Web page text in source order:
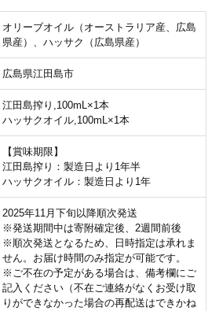
オリーブオイル（オーストラリア産、広島
県産）、ハッサク（広島県産）
広島県江田島市
江田島搾り,100mL×1本
ハッサクオイル,100mL×1本
【賞味期限】
江田島搾り：製造日より1年半
ハッサクオイル：製造日より1年
2025年11月下旬以降順次発送
※発送期間中は寄附確定後、2週間前後
※順次発送となるため、日時指定は承れま
せん。お届け時間のみ指定が可能です。
※ご不在の予定がある場合は、備考欄にご
記入ください（不在ご連絡がなくお受け取
りができなかった場合の再配送はできかね